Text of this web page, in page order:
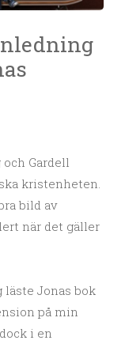
Gardell
kristenheten.
bild av
när det gäller
Jonas bok
på min
i en